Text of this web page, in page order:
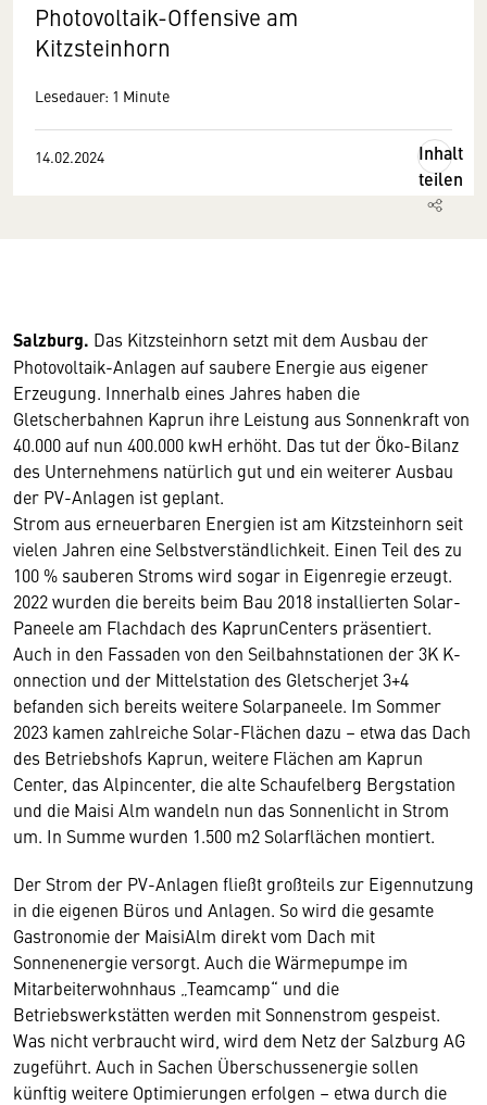
Photovoltaik-Offensive am
Kitzsteinhorn
Lesedauer: 1 Minute
14.02.2024
Inhalt
teilen
Salzburg. Das Kitzsteinhorn setzt mit dem Ausbau der
Photovoltaik-Anlagen auf saubere Energie aus eigener
Erzeugung. Innerhalb eines Jahres haben die
Gletscherbahnen Kaprun ihre Leistung aus Sonnenkraft von
40.000 auf nun 400.000 kwH erhöht. Das tut der Öko-Bilanz
des Unternehmens natürlich gut und ein weiterer Ausbau
der PV-Anlagen ist geplant.
Strom aus erneuerbaren Energien ist am Kitzsteinhorn seit
vielen Jahren eine Selbstverständlichkeit. Einen Teil des zu
100 % sauberen Stroms wird sogar in Eigenregie erzeugt.
2022 wurden die bereits beim Bau 2018 installierten Solar-
Paneele am Flachdach des KaprunCenters präsentiert.
Auch in den Fassaden von den Seilbahnstationen der 3K K-
onnection und der Mittelstation des Gletscherjet 3+4
befanden sich bereits weitere Solarpaneele. Im Sommer
2023 kamen zahlreiche Solar-Flächen dazu – etwa das Dach
des Betriebshofs Kaprun, weitere Flächen am Kaprun
Center, das Alpincenter, die alte Schaufelberg Bergstation
und die Maisi Alm wandeln nun das Sonnenlicht in Strom
um. In Summe wurden 1.500 m2 Solarflächen montiert.
Der Strom der PV-Anlagen fließt großteils zur Eigennutzung
in die eigenen Büros und Anlagen. So wird die gesamte
Gastronomie der MaisiAlm direkt vom Dach mit
Sonnenenergie versorgt. Auch die Wärmepumpe im
Mitarbeiterwohnhaus „Teamcamp“ und die
Betriebswerkstätten werden mit Sonnenstrom gespeist.
Was nicht verbraucht wird, wird dem Netz der Salzburg AG
zugeführt. Auch in Sachen Überschussenergie sollen
künftig weitere Optimierungen erfolgen – etwa durch die